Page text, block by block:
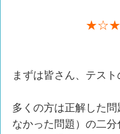
まずは皆さん、テス
多くの方は正解した
なかった問題）の二